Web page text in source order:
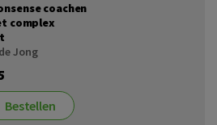
coachen
complex
Jong
Bestellen